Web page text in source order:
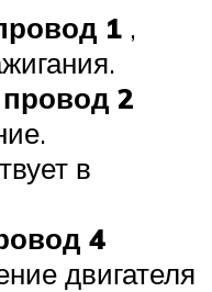
1 ,
2
в
4
двигателя